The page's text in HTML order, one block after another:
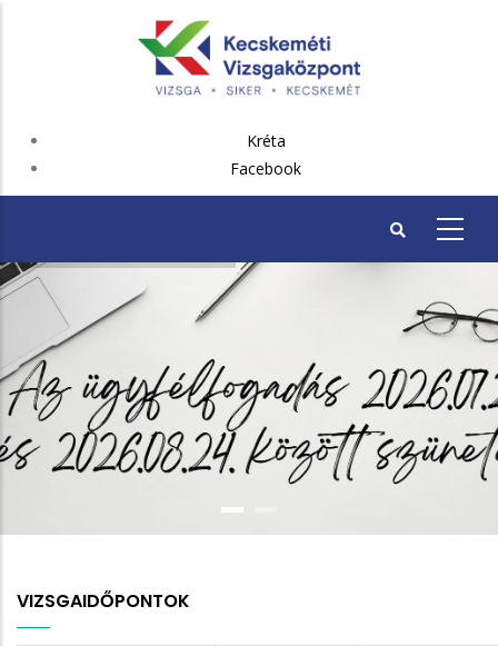
FEJLÉC
Kréta
Facebook
VIZSGAIDŐPONTOK